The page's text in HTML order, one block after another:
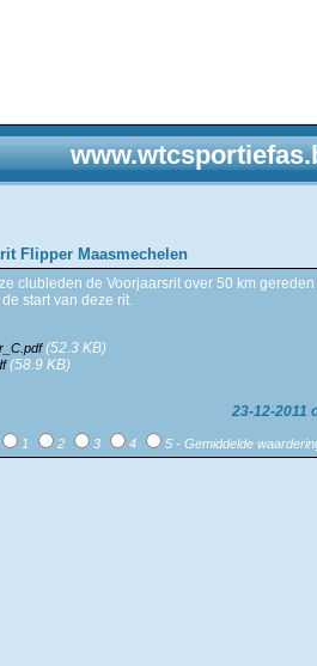
Flipper Maasmechelen
clubleden de Voorjaarsrit over 50 km
start van deze rit.
(52.3 KB)
(58.9 KB)
23-12-2011
1 2 3 4
5 - Gemiddelde